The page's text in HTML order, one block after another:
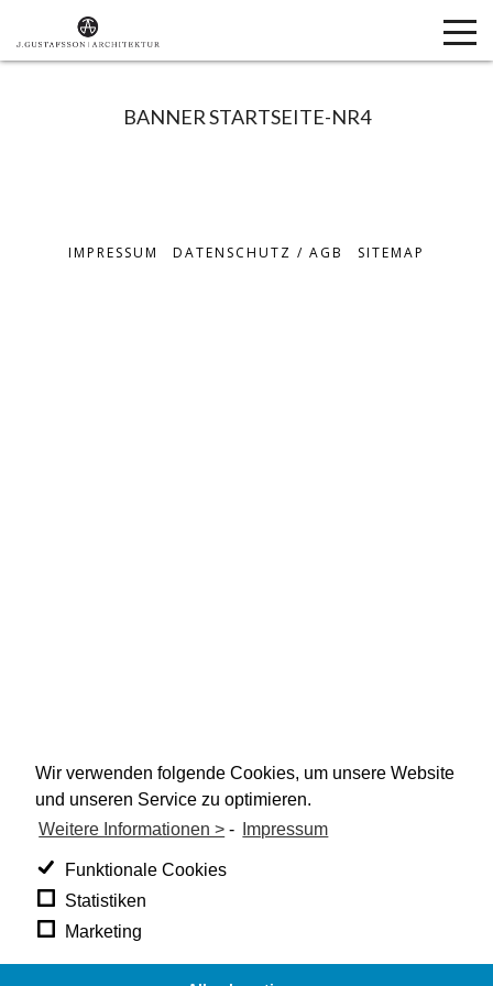
Wir verwenden folgende Cookies, um unsere Website
und unseren Service zu optimieren.
Weitere Informationen > - Impressum
Funktionale Cookies
Statistiken
Marketing
BANNER STARTSEITE-NR4
IMPRESSUM DATENSCHUTZ / AGB SITEMAP